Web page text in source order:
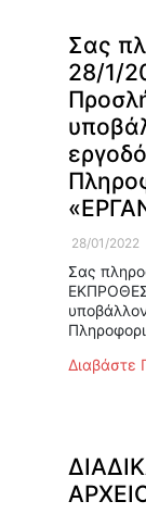
Σας
28/1/
28/01/2022
Σας
Διαβάστε